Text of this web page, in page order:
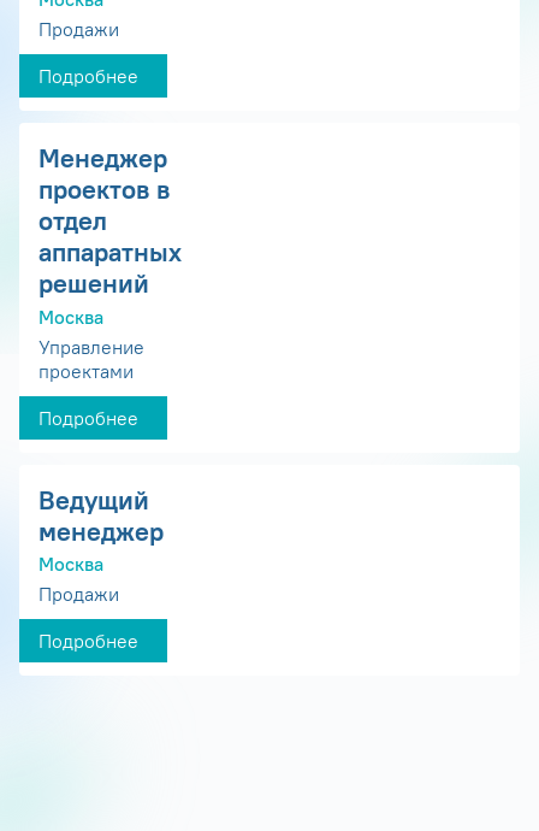
Продажи
Подробнее
Менеджер
проектов в
отдел
аппаратных
решений
Москва
Управление
проектами
Подробнее
Ведущий
менеджер
Москва
Продажи
Подробнее